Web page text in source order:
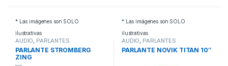
* Las imágenes son SOLO
ilustrativas
AUDIO, PARLANTES
POTENCIADOS
PARLANTE STROMBERG
ZING
* Las imágenes son SOLO
ilustrativas
AUDIO, PARLANTES
POTENCIADOS
PARLANTE NOVIK TITAN 10″